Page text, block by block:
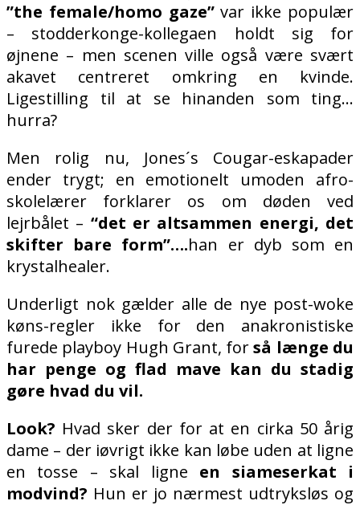
”the female/homo gaze”var ikke populær
– stodderkonge-kollegaen holdt sig for
øjnene – men scenen ville også være svært
akavet centreret omkring en kvinde.
Ligestilling til at se hinanden som ting…
hurra?
Men rolig nu, Jones´s Cougar-eskapader
ender trygt; en emotionelt umoden afro-
skolelærer forklarer os om døden ved
lejrbålet – “det er altsammen energi, det
skifter bare form”….han er dyb som en
krystalhealer.
Underligt nok gælder alle de nye post-woke
køns-regler ikke for den anakronistiske
furede playboy Hugh Grant, forså længe du
har penge og flad mave kan du stadig
gøre hvad du vil.
Look? Hvad sker der for at en cirka 50 årig
dame – der iøvrigt ikke kan løbe uden at ligne
en tosse – skal ligne en siameserkat i
modvind? Hun er jo nærmest udtryksløs og